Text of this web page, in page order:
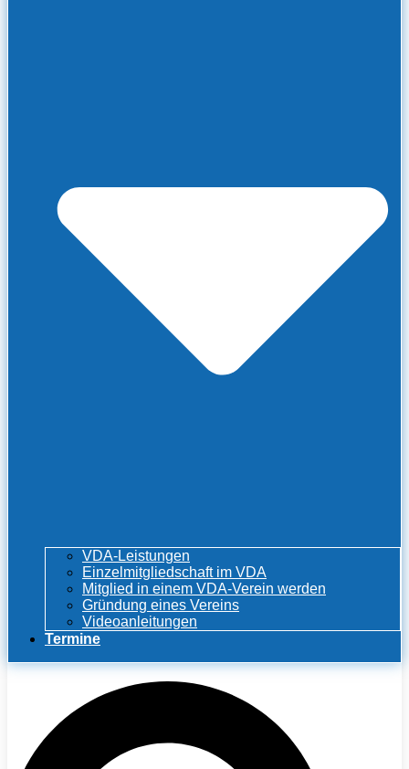
VDA-Leistungen
Einzelmitgliedschaft im VDA
Mitglied in einem VDA-Verein werden
Gründung eines Vereins
Videoanleitungen
Termine